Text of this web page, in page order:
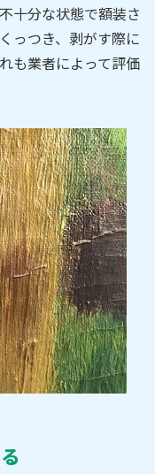
十分な状態で額装さ
っつき、剥がす際に
も業者によって評価